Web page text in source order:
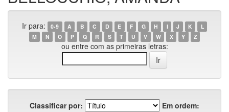
Ir para: 0-9 A B C D E F G H I J K
L
M
N O P Q R S T U V W X Y Z
ou entre com as primeiras letras:
Classificar por:
Em ordem: